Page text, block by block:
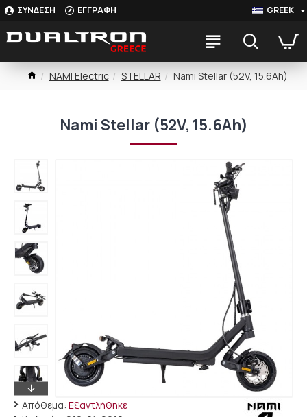
ΣΥΝΔΕΣΗ ΕΓΓΡΑΦΗ GREEK
NAMI Electric STELLAR Nami Stellar (52V, 15.6Ah)
Nami Stellar (52V, 15.6Ah)
Απόθεμα: Εξαντλήθηκε